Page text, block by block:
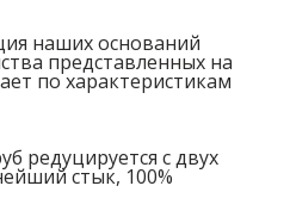
наших оснований
представленных на
по характеристикам
редуцируется с двух
стык, 100%